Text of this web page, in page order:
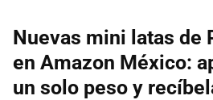
Nuevas mini latas de
en Amazon México:
un solo peso y